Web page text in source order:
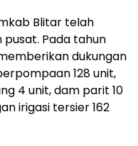
Blitar telah
Pada tahun
dukungan
128 unit,
4 unit, dam parit 10
irigasi tersier 162